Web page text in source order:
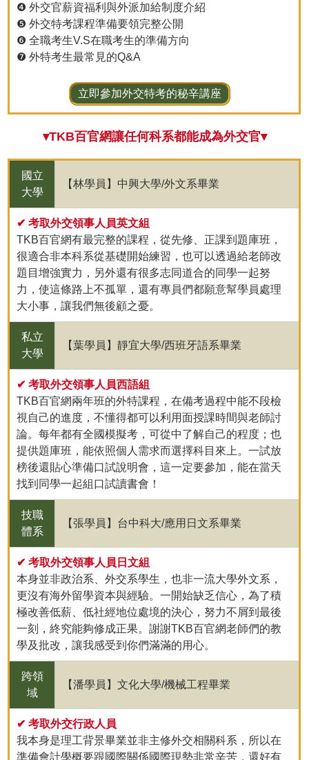
❹ 外交官薪資福利與外派加給制度介紹
❺ 外交特考課程準備要領完整公開
❻ 全職考生V.S在職考生的準備方向
❼ 外特考生最常見的Q&A
立即參加外交特考的秘辛講座
▾TKB百官網讓任何科系都能成為外交官▾
國立
大學
【林學員】中興大學/外文系畢業
✔ 考取外交領事人員英文組
TKB百官網有最完整的課程，從先修、正課到題庫班，
很適合非本科系從基礎開始練習，也可以透過給老師改
題目增強實力，另外還有很多志同道合的同學一起努
力，使這條路上不孤單，還有專員們都願意幫學員處理
大小事，讓我們無後顧之憂。
私立
大學
【葉學員】靜宜大學/西班牙語系畢業
✔ 考取外交領事人員西語組
TKB百官網兩年班的外特課程，在備考過程中能不段檢
視自己的進度，不懂得都可以利用面授課時間與老師討
論。每年都有全國模擬考，可從中了解自己的程度；也
提供題庫班，能依照個人需求而選擇科目來上。一試放
榜後還貼心準備口試說明會，這一定要參加，能在當天
找到同學一起組口試讀書會！
技職
體系
【張學員】台中科大/應用日文系畢業
✔ 考取外交領事人員日文組
本身並非政治系、外交系學生，也非一流大學外文系，
更沒有海外留學資本與經驗。一開始缺乏信心，為了積
極改善低薪、低社經地位處境的決心，努力不屑到最後
一刻，終究能夠修成正果。謝謝TKB百官網老師們的教
學及批改，讓我感受到你們滿滿的用心。
跨領
域
【潘學員】文化大學/機械工程畢業
✔ 考取外交行政人員
我本身是理工背景畢業並非主修外交相關科系，所以在
準備會計學概要跟國際關係國際現勢非常辛苦，還好有